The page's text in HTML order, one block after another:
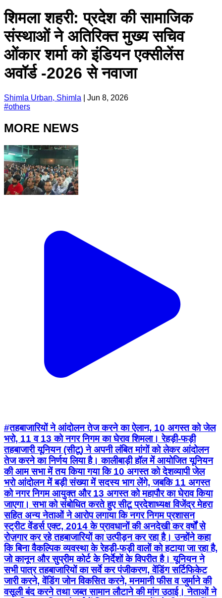
शिमला शहरी: प्रदेश की सामाजिक
संस्थाओं ने अतिरिक्त मुख्य सचिव
ओंकार शर्मा को इंडियन एक्सीलेंस
अवॉर्ड -2026 से नवाजा
Shimla Urban, Shimla
Jun 8, 2026
#others
MORE NEWS
#तहबाजारियों ने आंदोलन तेज करने का ऐलान, 10 अगस्त को जेल
भरो, 11 व 13 को नगर निगम का घेराव शिमला। रेहड़ी-फड़ी
तहबाजारी यूनियन (सीटू) ने अपनी लंबित मांगों को लेकर आंदोलन
तेज करने का निर्णय लिया है। कालीबाड़ी हॉल में आयोजित यूनियन
की आम सभा में तय किया गया कि 10 अगस्त को देशव्यापी जेल
भरो आंदोलन में बड़ी संख्या में सदस्य भाग लेंगे, जबकि 11 अगस्त
को नगर निगम आयुक्त और 13 अगस्त को महापौर का घेराव किया
जाएगा। सभा को संबोधित करते हुए सीटू प्रदेशाध्यक्ष विजेंद्र मेहरा
सहित अन्य नेताओं ने आरोप लगाया कि नगर निगम प्रशासन
स्ट्रीट वेंडर्स एक्ट, 2014 के प्रावधानों की अनदेखी कर वर्षों से
रोज़गार कर रहे तहबाजारियों का उत्पीड़न कर रहा है। उन्होंने कहा
कि बिना वैकल्पिक व्यवस्था के रेहड़ी-फड़ी वालों को हटाया जा रहा है,
जो कानून और सुप्रीम कोर्ट के निर्देशों के विपरीत है। यूनियन ने
सभी पात्र तहबाजारियों का सर्वे कर पंजीकरण, वेंडिंग सर्टिफिकेट
जारी करने, वेंडिंग जोन विकसित करने, मनमानी फीस व जुर्माने की
वसूली बंद करने तथा जब्त सामान लौटाने की मांग उठाई। नेताओं ने